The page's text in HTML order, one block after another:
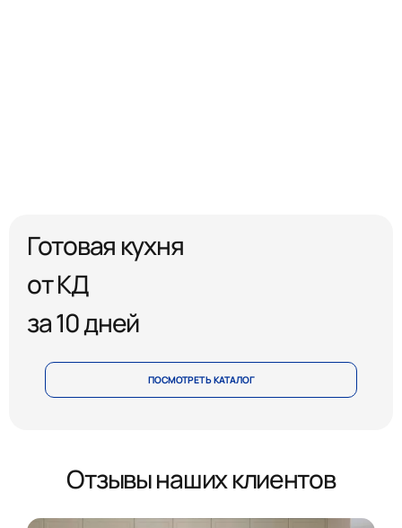
Готовая кухня
от КД
за 10 дней
ПОСМОТРЕТЬ КАТАЛОГ
Отзывы наших клиентов